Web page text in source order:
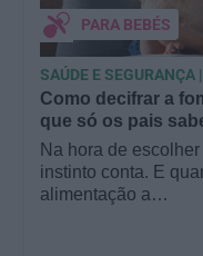
Como decifrar a
que só os pais
Na hora de
instinto conta. E
alimentação a…
PARA BEBÉS
SAÚDE E SEGURANÇA